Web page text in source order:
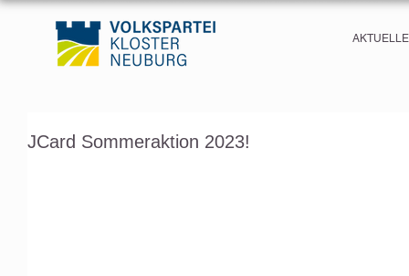
JCard Sommeraktion 2023!